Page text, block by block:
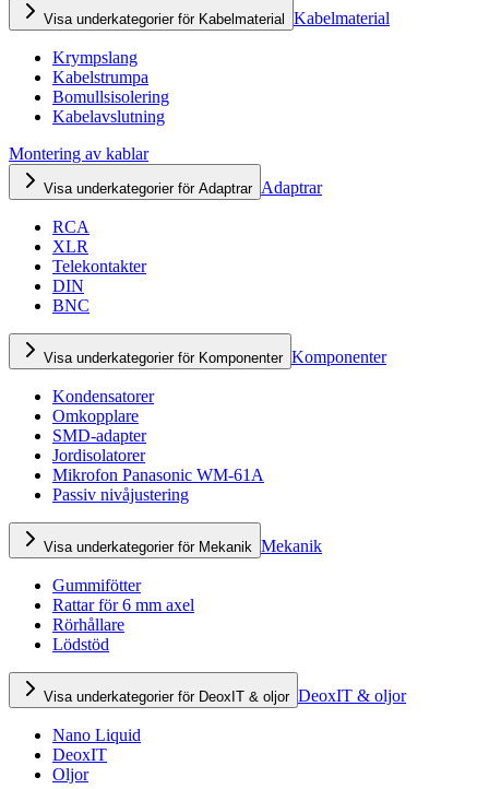
Visa underkategorier för Kabelmaterial Kabelmaterial
Krympslang
Kabelstrumpa
Bomullsisolering
Kabelavslutning
Montering av kablar
Visa underkategorier för Adaptrar Adaptrar
RCA
XLR
Telekontakter
DIN
BNC
Visa underkategorier för Komponenter Komponenter
Kondensatorer
Omkopplare
SMD-adapter
Jordisolatorer
Mikrofon Panasonic WM-61A
Passiv nivåjustering
Visa underkategorier för Mekanik Mekanik
Gummifötter
Rattar för 6 mm axel
Rörhållare
Lödstöd
Visa underkategorier för DeoxIT & oljor DeoxIT & oljor
Nano Liquid
DeoxIT
Oljor